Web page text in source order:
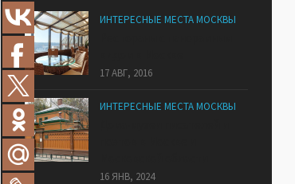
ИНТЕРЕСНЫЕ МЕСТА МОСКВЫ
17 АВГ, 2016
ИНТЕРЕСНЫЕ МЕСТА МОСКВЫ
16 ЯНВ, 2024